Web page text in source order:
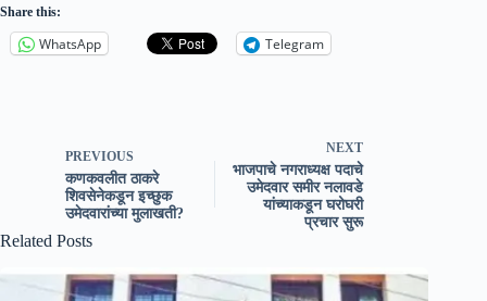
Share this:
WhatsApp Telegram
PREVIOUS
कणकवलीत ठाकरे
शिवसेनेकडून इच्छुक
उमेदवारांच्या मुलाखती?
NEXT
भाजपाचे नगराध्यक्ष पदाचे
उमेदवार समीर नलावडे
यांच्याकडून घरोघरी
प्रचार सुरू
Related Posts